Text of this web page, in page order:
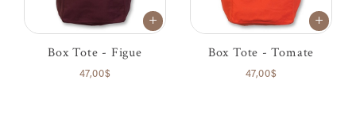
Box Tote - Figue
47,00$
Box Tote - Tomate
47,00$